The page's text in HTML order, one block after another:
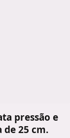
pressão e
25 cm.